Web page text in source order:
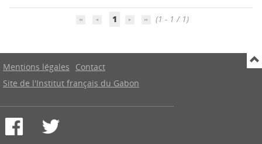
1 (1 - 1 / 1)
Mentions légales
Contact
Site de l'Institut français du Gabon